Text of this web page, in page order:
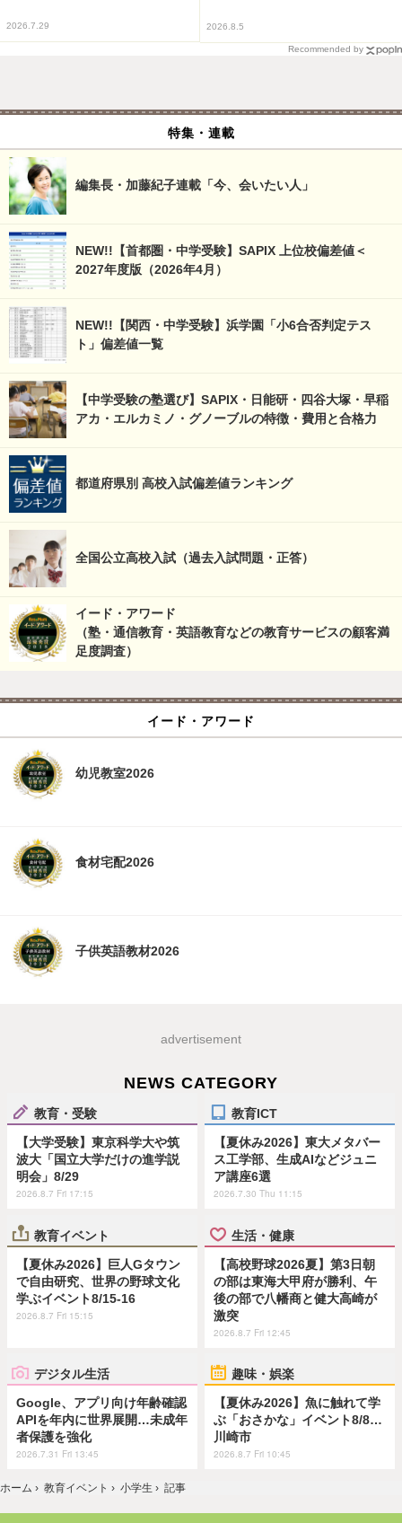
2026.7.29 2026.8.5
Recommended by
特集・連載
編集長・加藤紀子連載「今、会いたい人」
NEW!!【首都圏・中学受験】SAPIX 上位校偏差値＜
2027年度版（2026年4月）
NEW!!【関西・中学受験】浜学園「小6合否判定テス
ト」偏差値一覧
【中学受験の塾選び】SAPIX・日能研・四谷大塚・早稲
アカ・エルカミノ・グノーブルの特徴・費用と合格力
都道府県別 高校入試偏差値ランキング
全国公立高校入試（過去入試問題・正答）
イード・アワード
（塾・通信教育・英語教育などの教育サービスの顧客満
足度調査）
イード・アワード
幼児教室2026
食材宅配2026
子供英語教材2026
advertisement
NEWS CATEGORY
教育・受験
【大学受験】東京科学大や筑
波大「国立大学だけの進学説
明会」8/29
2026.8.7 Fri 17:15
教育ICT
【夏休み2026】東大メタバー
ス工学部、生成AIなどジュニ
ア講座6選
2026.7.30 Thu 11:15
教育イベント
【夏休み2026】巨人Gタウン
で自由研究、世界の野球文化
学ぶイベント8/15-16
2026.8.7 Fri 15:15
生活・健康
【高校野球2026夏】第3日朝
の部は東海大甲府が勝利、午
後の部で八幡商と健大高崎が
激突
2026.8.7 Fri 12:45
デジタル生活
Google、アプリ向け年齢確認
APIを年内に世界展開…未成年
者保護を強化
2026.7.31 Fri 13:45
趣味・娯楽
【夏休み2026】魚に触れて学
ぶ「おさかな」イベント8/8…
川崎市
2026.8.7 Fri 10:45
ホーム › 教育イベント › 小学生 › 記事